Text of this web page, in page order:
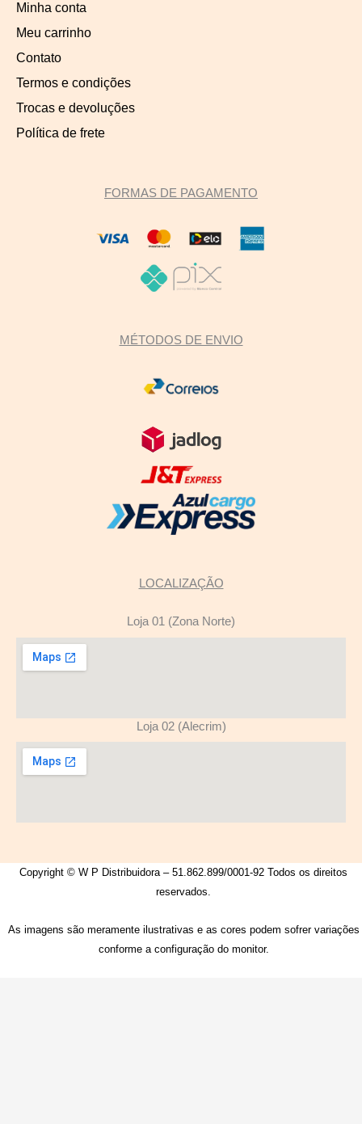
Minha conta
Meu carrinho
Contato
Termos e condições
Trocas e devoluções
Política de frete
FORMAS DE PAGAMENTO
MÉTODOS DE ENVIO
LOCALIZAÇÃO
Loja 01 (Zona Norte)
Loja 02 (Alecrim)
Copyright © W P Distribuidora – 51.862.899/0001-92 Todos os direitos
reservados.
As imagens são meramente ilustrativas e as cores podem sofrer variações
conforme a configuração do monitor.